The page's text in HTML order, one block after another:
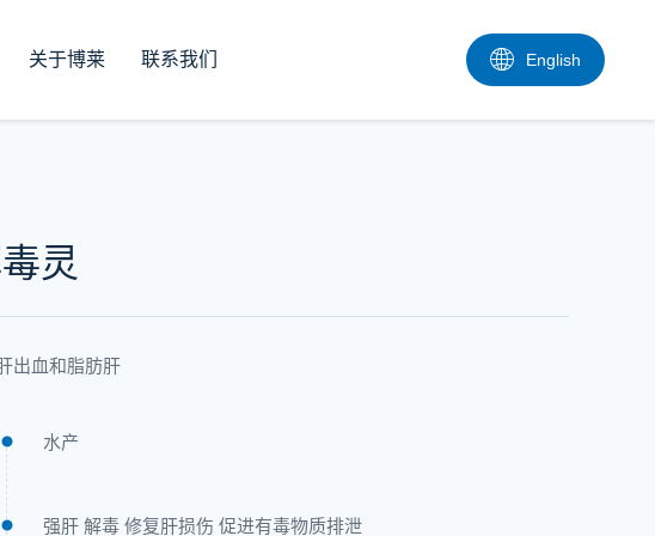
English
关于博莱 联系我们
灵
出血和脂肪肝
水产
强肝 解毒 修复肝损伤 促进有毒物质排泄